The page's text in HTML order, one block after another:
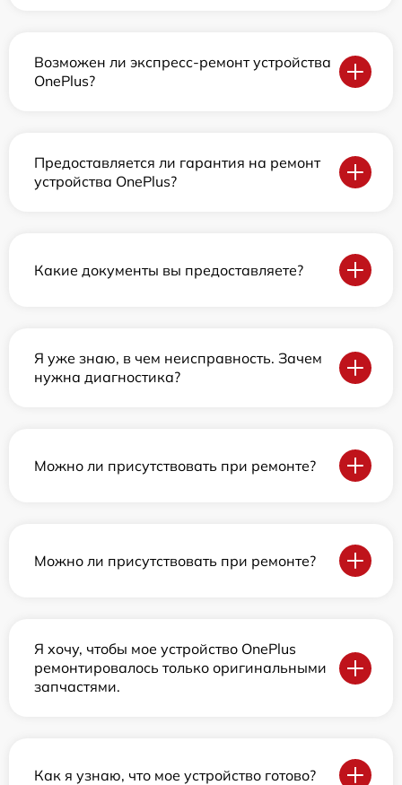
Возможен ли экспресс-ремонт устройства
OnePlus?
Предоставляется ли гарантия на ремонт
устройства OnePlus?
Какие документы вы предоставляете?
Я уже знаю, в чем неисправность. Зачем
нужна диагностика?
Можно ли присутствовать при ремонте?
Можно ли присутствовать при ремонте?
Я хочу, чтобы мое устройство OnePlus
ремонтировалось только оригинальными
запчастями.
Как я узнаю, что мое устройство готово?